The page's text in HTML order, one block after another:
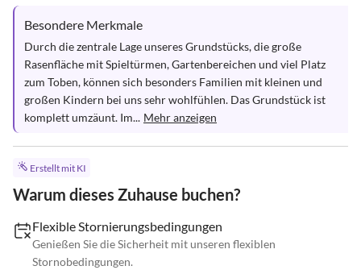
Besondere Merkmale
Durch die zentrale Lage unseres Grundstücks, die große
Rasenfläche mit Spieltürmen, Gartenbereichen und viel Platz
zum Toben, können sich besonders Familien mit kleinen und
großen Kindern bei uns sehr wohlfühlen. Das Grundstück ist
komplett umzäunt. Im... Mehr anzeigen
Erstellt mit KI
Warum dieses Zuhause buchen?
Flexible Stornierungsbedingungen
Genießen Sie die Sicherheit mit unseren flexiblen
Stornobedingungen.